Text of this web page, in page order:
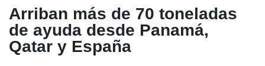
Arriban más de 70 toneladas
de ayuda desde Panamá,
Qatar y España